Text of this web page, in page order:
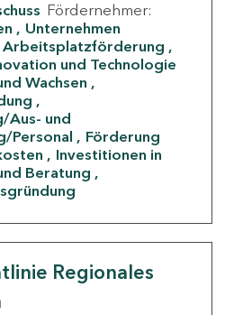
Fördernehmer:
Unternehmen
Arbeitsplatzförderung
und Technologie
Wachsen
Aus- und
Personal
Förderung
Investitionen in
Beratung
Regionales